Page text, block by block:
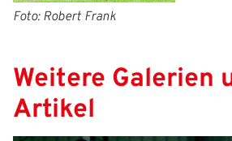
Foto: Robert Frank
Weitere Galerien
Artikel